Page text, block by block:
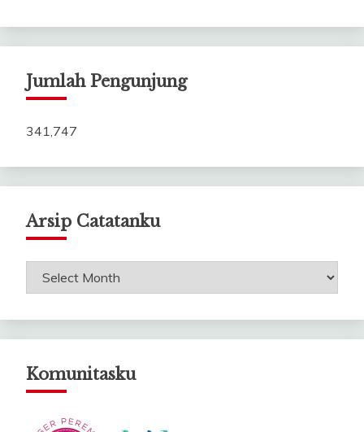
Jumlah Pengunjung
341,747
Arsip Catatanku
Arsip
Komunitasku